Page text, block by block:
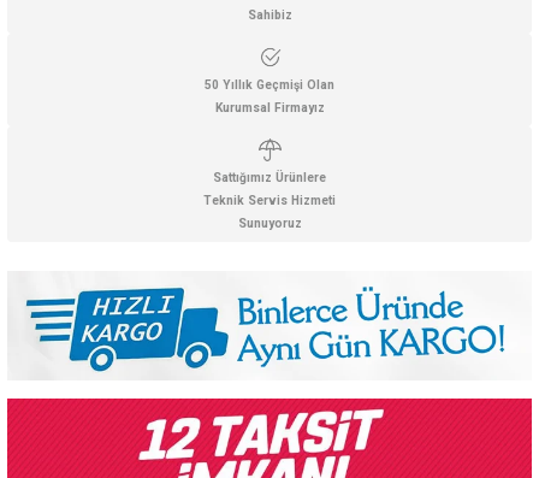
Sahibiz
50 Yıllık Geçmişi Olan
Kurumsal Firmayız
Sattığımız Ürünlere
Teknik Servis Hizmeti
Sunuyoruz